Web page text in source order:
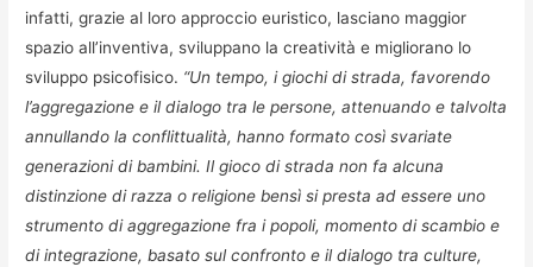
infatti, grazie al loro approccio euristico, lasciano maggior
spazio all’inventiva, sviluppano la creatività e migliorano lo
sviluppo psicofisico. “Un tempo, i giochi di strada, favorendo
l’aggregazione e il dialogo tra le persone, attenuando e talvolta
annullando la conflittualità, hanno formato così svariate
generazioni di bambini. Il gioco di strada non fa alcuna
distinzione di razza o religione bensì si presta ad essere uno
strumento di aggregazione fra i popoli, momento di scambio e
di integrazione, basato sul confronto e il dialogo tra culture,